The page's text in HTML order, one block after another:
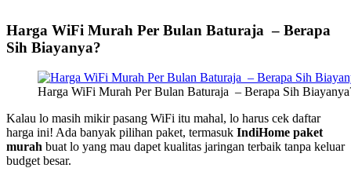
Harga WiFi Murah Per Bulan Baturaja – Berapa
Sih Biayanya?
Harga WiFi Murah Per Bulan Baturaja – Berapa Sih
Kalau lo masih mikir pasang WiFi itu mahal, lo harus cek daftar
harga ini! Ada banyak pilihan paket, termasuk IndiHome paket
murah buat lo yang mau dapet kualitas jaringan terbaik tanpa keluar
budget besar.